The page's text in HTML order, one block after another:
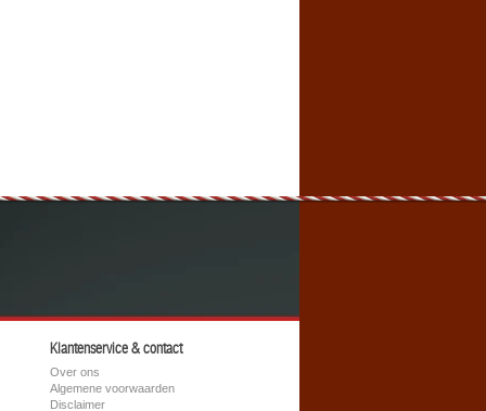
Klantenservice & contact
Over ons
Algemene voorwaarden
Disclaimer